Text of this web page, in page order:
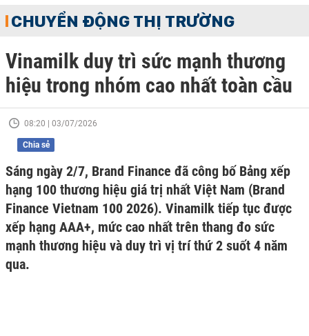
CHUYỂN ĐỘNG THỊ TRƯỜNG
Vinamilk duy trì sức mạnh thương
hiệu trong nhóm cao nhất toàn cầu
08:20 | 03/07/2026
Chia sẻ
Sáng ngày 2/7, Brand Finance đã công bố Bảng xếp
hạng 100 thương hiệu giá trị nhất Việt Nam (Brand
Finance Vietnam 100 2026). Vinamilk tiếp tục được
xếp hạng AAA+, mức cao nhất trên thang đo sức
mạnh thương hiệu và duy trì vị trí thứ 2 suốt 4 năm
qua.